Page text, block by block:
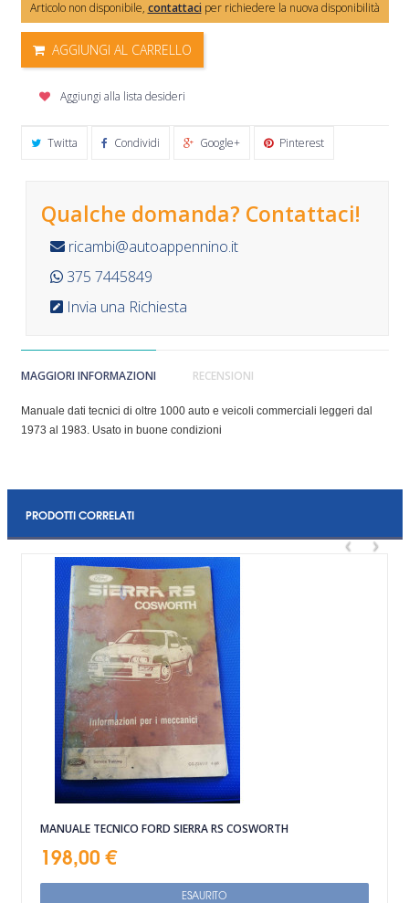
Articolo non disponibile, contattaciper richiedere la nuova disponibilità
AGGIUNGI AL CARRELLO
Aggiungi alla lista desideri
Twitta Condividi Google+ Pinterest
Qualche domanda? Contattaci!
ricambi@autoappennino.it
375 7445849
Invia una Richiesta
MAGGIORI INFORMAZIONI RECENSIONI
Manuale dati tecnici di oltre 1000 auto e veicoli commerciali leggeri dal
1973 al 1983. Usato in buone condizioni
PRODOTTI CORRELATI
‹ ›
MANUALE TECNICO FORD SIERRA RS COSWORTH
198,00 €
ESAURITO